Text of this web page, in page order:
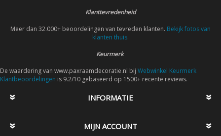
Klanttevredenheid
Meer dan 32.000+ beoordelingen van tevreden klanten. Bekijk fotos van
klanten thuis.
Keurmerk
De waardering van www.paxraamdecoratie.nl bij Webwinkel Keurmerk
Klantbeoordelingen is 9.2/10 gebaseerd op 1500+ recente reviews.
INFORMATIE
MIJN ACCOUNT